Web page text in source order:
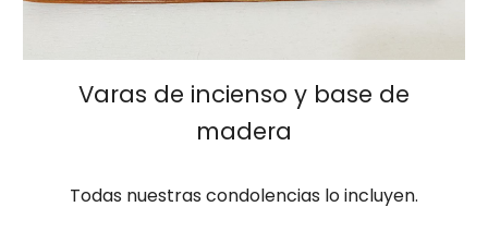
Varas de incienso y base de
madera
Todas nuestras condolencias lo incluyen.